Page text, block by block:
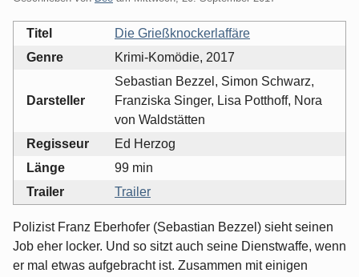
Titel
Die Grießknockerlaffäre
Genre
Krimi-Komödie, 2017
Darsteller
Sebastian Bezzel, Simon Schwarz,
Franziska Singer, Lisa Potthoff, Nora
von Waldstätten
Regisseur
Ed Herzog
Länge
99 min
Trailer
Trailer
Polizist Franz Eberhofer (Sebastian Bezzel) sieht seinen
Job eher locker. Und so sitzt auch seine Dienstwaffe, wenn
er mal etwas aufgebracht ist. Zusammen mit einigen